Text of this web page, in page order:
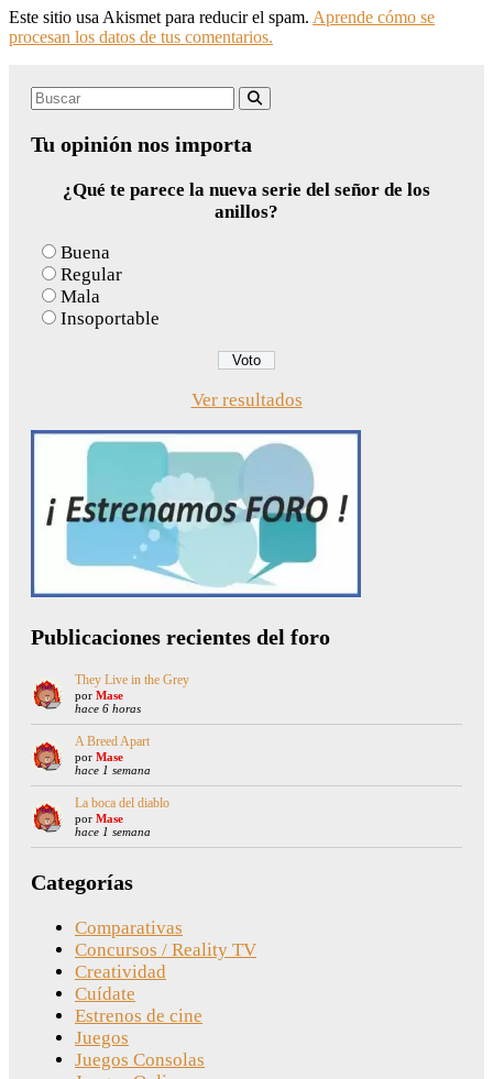
Este sitio usa Akismet para reducir el spam. Aprende cómo se
procesan los datos de tus comentarios.
Search
Tu opinión nos importa
¿Qué te parece la nueva serie del señor de los
anillos?
Buena
Regular
Mala
Insoportable
Ver resultados
Publicaciones recientes del foro
They Live in the Grey
por Mase
hace 6 horas
A Breed Apart
por Mase
hace 1 semana
La boca del diablo
por Mase
hace 1 semana
Categorías
Comparativas
Concursos / Reality TV
Creatividad
Cuídate
Estrenos de cine
Juegos
Juegos Consolas